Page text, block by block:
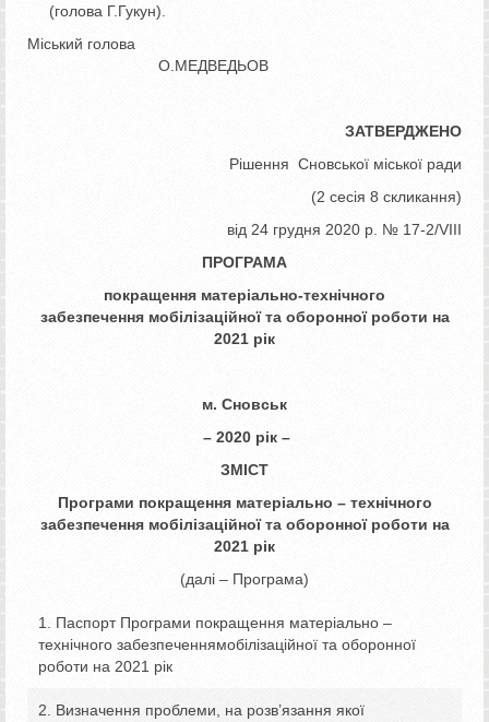
(голова Г.Гукун).
Міський голова
О.МЕДВЕДЬОВ
ЗАТВЕРДЖЕНО
Рішення Сновської міської ради
(2 сесія 8 скликання)
від 24 грудня 2020 р. № 17-2/VІІІ
ПРОГРАМА
покращення матеріально-технічного
забезпечення мобілізаційної та оборонної роботи на
2021 рік
м. Сновськ
– 2020 рік –
ЗМІСТ
Програми покращення матеріально – технічного
забезпечення мобілізаційної та оборонної роботи на
2021 рік
(далі – Програма)
1. Паспорт Програми покращення матеріально –
технічного забезпеченнямобілізаційної та оборонної
роботи на 2021 рік
2. Визначення проблеми, на розв’язання якої